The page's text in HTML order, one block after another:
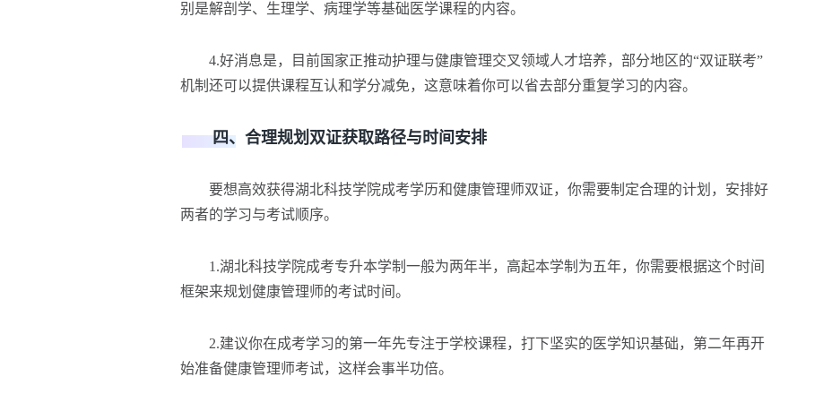
别是解剖学、生理学、病理学等基础医学课程的内容。
4.好消息是，目前国家正推动护理与健康管理交叉领域人才培养，部分地区的“双证联考”
机制还可以提供课程互认和学分减免，这意味着你可以省去部分重复学习的内容。
四、合理规划双证获取路径与时间安排
要想高效获得湖北科技学院成考学历和健康管理师双证，你需要制定合理的计划，安排好
两者的学习与考试顺序。
1.湖北科技学院成考专升本学制一般为两年半，高起本学制为五年，你需要根据这个时间
框架来规划健康管理师的考试时间。
2.建议你在成考学习的第一年先专注于学校课程，打下坚实的医学知识基础，第二年再开
始准备健康管理师考试，这样会事半功倍。